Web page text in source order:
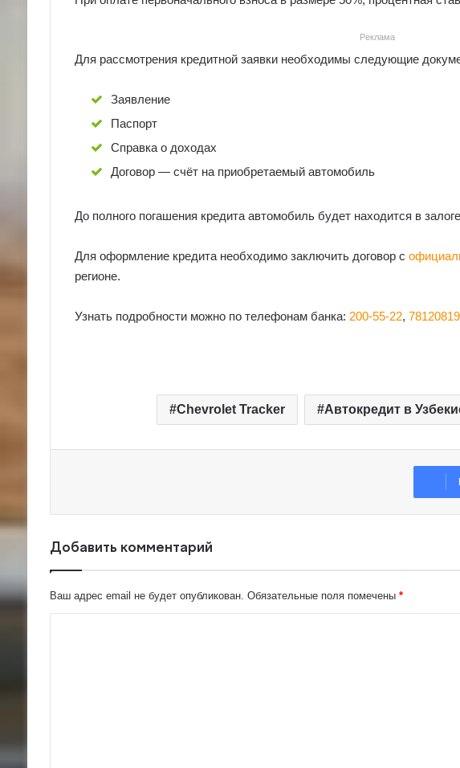
Реклама
Для рассмотрения кредитной заявки необходимы следующие
Заявление
Паспорт
Справка о доходах
Договор — счёт на приобретаемый автомобиль
До полного погашения кредита автомобиль будет находится в
Для оформление кредита необходимо заключить договор с
регионе.
Узнать подробности можно по телефонам банка: 200-55-22,
Chevrolet Tracker Автокредит в
Добавить комментарий
Ваш адрес email не будет опубликован. Обязательные поля помечены *